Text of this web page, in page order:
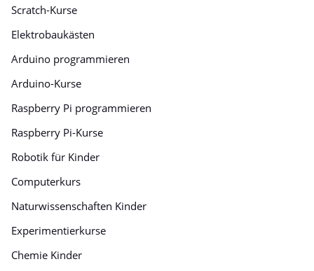
Scratch-Kurse
Elektrobaukästen
Arduino programmieren
Arduino-Kurse
Raspberry Pi programmieren
Raspberry Pi-Kurse
Robotik für Kinder
Computerkurs
Naturwissenschaften Kinder
Experimentierkurse
Chemie Kinder